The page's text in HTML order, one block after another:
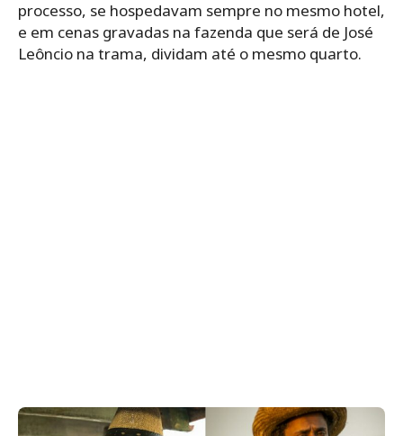
processo, se hospedavam sempre no mesmo hotel,
e em cenas gravadas na fazenda que será de José
Leôncio na trama, dividam até o mesmo quarto.